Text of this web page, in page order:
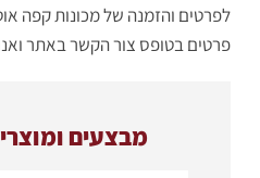
לפרטים והזמנה של מכונות קפה
פרטים בטופס צור הקשר באתר
מבצעים